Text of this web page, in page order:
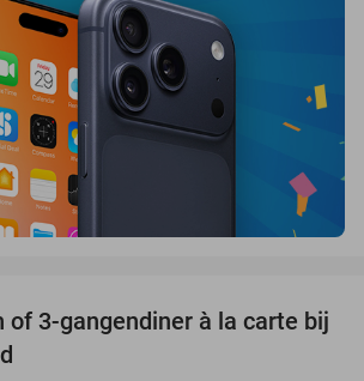
39%
of 3-gangendiner à la carte bij